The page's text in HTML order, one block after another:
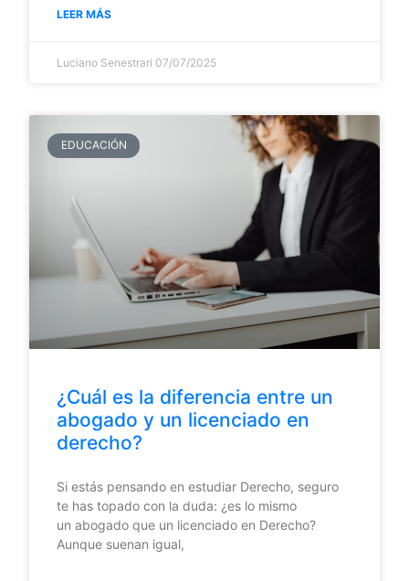
LEER MÁS
Luciano Senestrari 07/07/2025
EDUCACIÓN
¿Cuál es la diferencia entre un
abogado y un licenciado en
derecho?
Si estás pensando en estudiar Derecho, seguro
te has topado con la duda: ¿es lo mismo
un abogado que un licenciado en Derecho?
Aunque suenan igual,